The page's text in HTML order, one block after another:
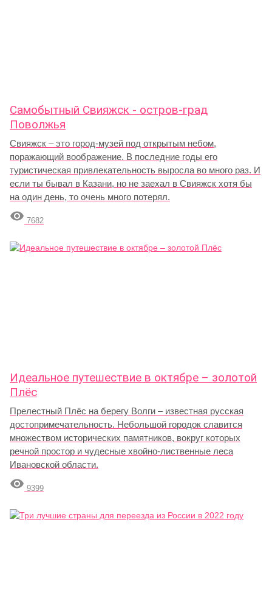
Самобытный Свияжск - остров-град
Поволжья
Свияжск – это город-музей под открытым небом,
поражающий воображение. В последние годы его
туристическая привлекательность выросла во много раз. И
если ты бывал в Казани, но не заехал в Свияжск хотя бы
на один день, то очень много потерял.
 7682
Идеальное путешествие в октябре – золотой
Плёс
Прелестный Плёс на берегу Волги – известная русская
достопримечательность. Небольшой городок славится
множеством исторических памятников, вокруг которых
речной простор и чудесные хвойно-лиственные леса
Ивановской области.
 9399